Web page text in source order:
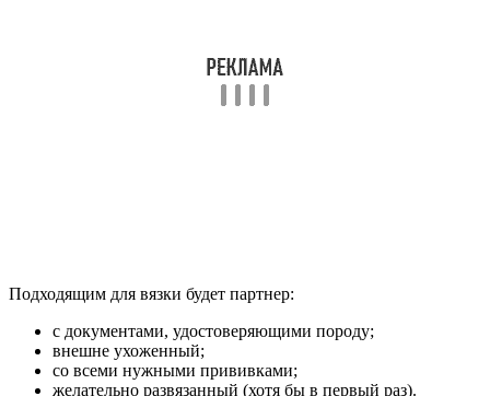
Подходящим для вязки будет партнер:
с документами, удостоверяющими породу;
внешне ухоженный;
со всеми нужными прививками;
желательно развязанный (хотя бы в первый раз).